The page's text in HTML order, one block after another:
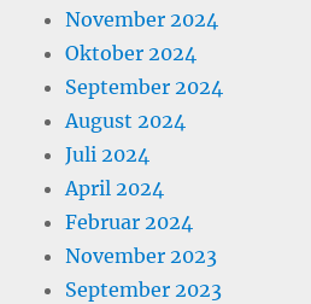
November 2024
Oktober 2024
September 2024
August 2024
Juli 2024
April 2024
Februar 2024
November 2023
September 2023